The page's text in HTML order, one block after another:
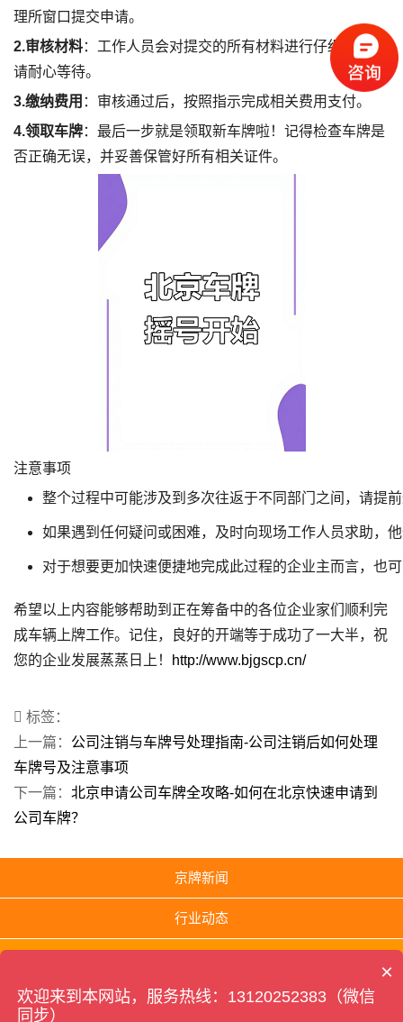
理所窗口提交申请。
2.审核材料：工作人员会对提交的所有材料进行仔细审核，
请耐心等待。
3.缴纳费用 ：审核通过后，按照指示完成相关费用支付。
4.领取车牌：最后一步就是领取新车牌啦！记得检查车牌是
否正确无误，并妥善保管好所有相关证件。
注意事项
整个过程中可能涉及到多次往返于不同部门之间，请提
如果遇到任何疑问或困难，及时向现场工作人员求助，
对于想要更加快速便捷地完成此过程的企业主而言，也
希望以上内容能够帮助到正在筹备中的各位企业家们顺利完
成车辆上牌工作。记住，良好的开端等于成功了一大半，祝
您的企业发展蒸蒸日上！
http://www.bjgscp.cn/
标签：
上一篇： 公司注销与车牌号处理指南-公司注销后如何处理
车牌号及注意事项
下一篇： 北京申请公司车牌全攻略-如何在北京快速申请到
公司车牌？
京牌新闻
行业动态
北京公司车牌转让网 版权所有 Copyright © 2023 本站内容如有侵权,请联系客服删
×
欢迎来到本网站，服务热线：13120252383（微信
同步）